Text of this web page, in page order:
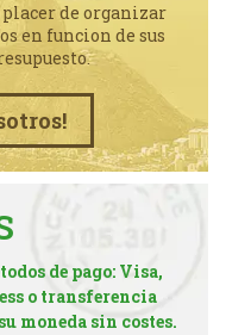
placer de organizar
en funcion de sus
de pago: Visa,
o transferencia
moneda sin costes.